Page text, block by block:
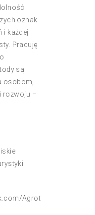
oznak
i każdej
Pracuję
są
osobom,
rozwoju –
Agrot